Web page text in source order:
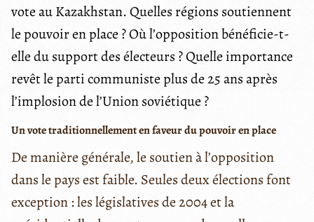
vote au Kazakhstan. Quelles régions soutiennent
le pouvoir en place ? Où l’opposition bénéficie-t-
elle du support des électeurs ? Quelle importance
revêt le parti communiste plus de 25 ans après
l’implosion de l’Union soviétique ?
Un vote traditionnellement en faveur du pouvoir en place
De manière générale, le soutien à l’opposition
dans le pays est faible. Seules deux élections font
exception : les législatives de 2004 et la